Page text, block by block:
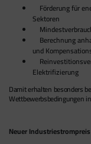
Förderung für
Sektoren
Berechnung
und
Elektrifizierung
Damit erhalten besonders
Wettbewerbsbedingungen
Neuer Industriestrompreis